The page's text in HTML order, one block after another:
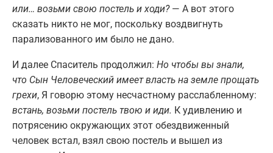
или… возьми свою постель и ходи?— А вот этого
сказать никто не мог, поскольку воздвигнуть
парализованного им было не дано.
И далее Спаситель продолжил: Но чтобы вы знали,
что Сын Человеческий имеет власть на земле прощать
грехи, Я говорю этому несчастному расслабленному:
встань, возьми постель твою и иди. К удивлению и
потрясению окружающих этот обездвиженный
человек встал, взял свою постель и вышел из